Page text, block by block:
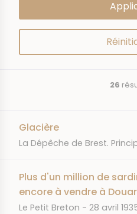
26
Glacière
JOURNAL
La Dépêche de Brest.
Plus d'un million de
encore à vendre à
JOURNAL
Le Petit Breton DATE
28 avril